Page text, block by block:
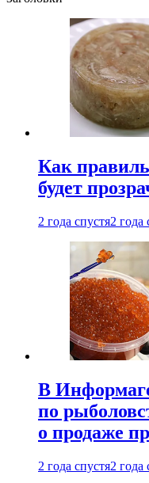
Как
будет
2 года спустя2 года
В
по
о продаже
2 года спустя2 года